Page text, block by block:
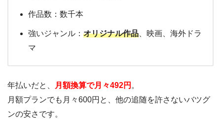
作品数：数千本
強いジャンル： オリジナル作品 、映画、海外ドラ
マ
年払いだと、 月額換算で月々492円 。
月額プランでも月々600円と、他の追随を許さないバツグ
ンの安さです。